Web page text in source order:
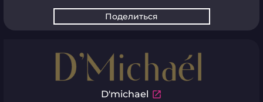
Поделиться
D'michael